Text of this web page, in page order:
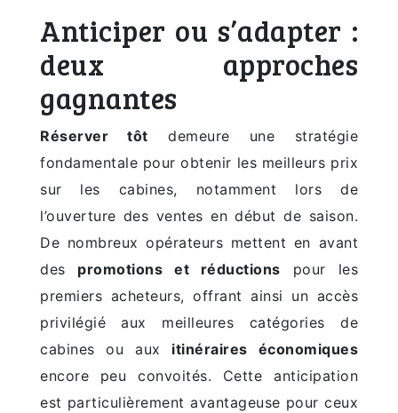
Anticiper ou s’adapter :
deux approches
gagnantes
Réserver tôt demeure une stratégie
fondamentale pour obtenir les meilleurs prix
sur les cabines, notamment lors de
l’ouverture des ventes en début de saison.
De nombreux opérateurs mettent en avant
des promotions et réductions pour les
premiers acheteurs, offrant ainsi un accès
privilégié aux meilleures catégories de
cabines ou aux itinéraires économiques
encore peu convoités. Cette anticipation
est particulièrement avantageuse pour ceux